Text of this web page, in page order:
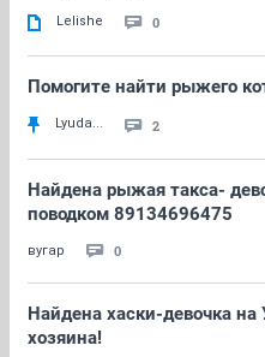
Lelishe 0
Помогите найти рыжего
Lyuda... 2
Найдена рыжая такса-
поводком 89134696475
вугар 0
Найдена хаски-девочка
хозяина!